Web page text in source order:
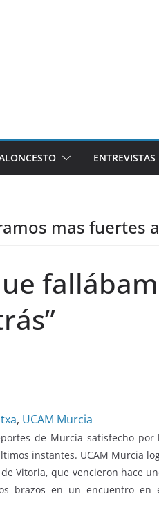
ENTREVISTAS
mas fuertes
, UCAM Murcia
de Murcia satisfecho
instantes. UCAM Murcia
Vitoria, que vencieron hace
brazos en un encuentro en